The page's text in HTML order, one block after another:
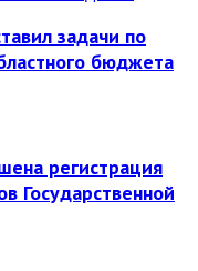
задачи по
бюджета
регистрация
Государственной